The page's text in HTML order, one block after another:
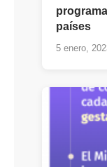
países
5 enero,